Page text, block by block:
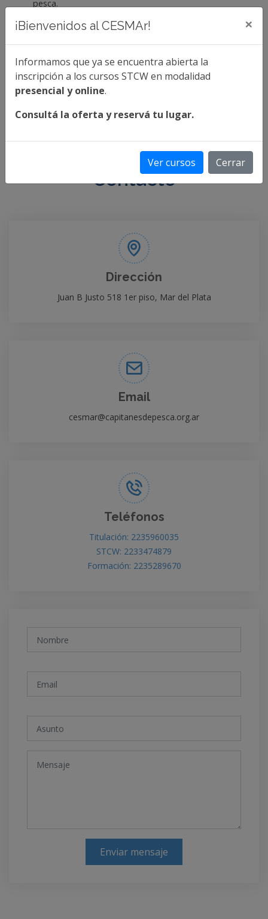
pesca.
INGRESÁ PARA CONOCER LAS FECHAS DE
EXÁMENES LIBRES
Más info
Contacto
Dirección
Juan B Justo 518 1er piso, Mar del Plata
Email
cesmar@capitanesdepesca.org.ar
Teléfonos
Titulación: 2235960035
STCW: 2233474879
Formación: 2235289670
Enviar mensaje
¡Bienvenidos al CESMAr! ×
Informamos que ya se encuentra abierta la
inscripción a los cursos STCW en modalidad
presencial y online.
Consultá la oferta y reservá tu lugar.
Ver cursos Cerrar